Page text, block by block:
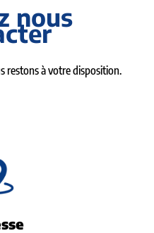
nous
restons à votre disposition.